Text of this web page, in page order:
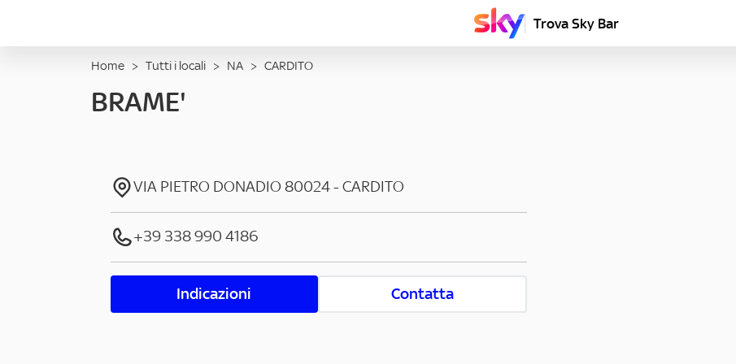
Trova Sky Bar
Home > Tutti i locali > NA > CARDITO
BRAME'
VIA PIETRO DONADIO 80024-CARDITO
+39 338 990 4186
Indicazioni Contatta